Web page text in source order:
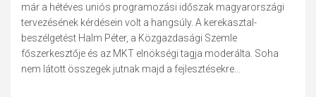
már a hétéves uniós programozási időszak magyarországi
tervezésének kérdésein volt a hangsúly. A kerekasztal-
beszélgetést Halm Péter, a Közgazdasági Szemle
főszerkesztője és az MKT elnökségi tagja moderálta. Soha
nem látott összegek jutnak majd a fejlesztésekre...